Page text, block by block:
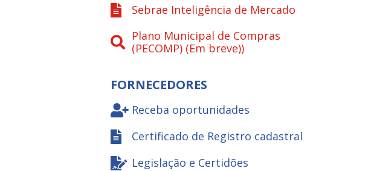
Sebrae Inteligência de Mercado
Plano Municipal de Compras
(PECOMP) (Em breve))
FORNECEDORES
Receba oportunidades
Certificado de Registro cadastral
Legislação e Certidões